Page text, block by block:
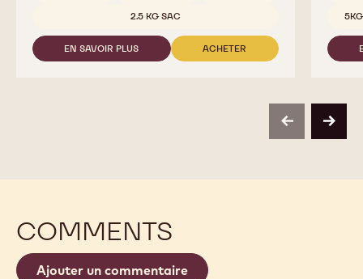
2.5 KG SAC
EN SAVOIR PLUS
-
ACHETER
-
previousnext
COMMENTS
Ajouter un commentaire